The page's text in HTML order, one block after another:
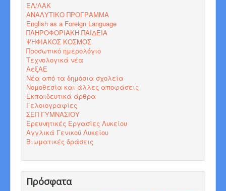
ΕΛ/ΛΑΚ
ΑΝΑΛΥΤΙΚΟ ΠΡΟΓΡΑΜΜΑ
English as a Foreign Language
ΠΛΗΡΟΦΟΡΙΑΚΗ ΠΑΙΔΕΙΑ
ΨΗΦΙΑΚΟΣ ΚΟΣΜΟΣ
Προσωπικό ημερολόγιο
Τεχνολογικά νέα
ΑεξΑΕ
Νέα από τα δημόσια σχολεία
Νομοθεσία και άλλες αποφάσεις
Εκπαιδευτικά άρθρα
Γελοιογραφίες
ΣΕΠ ΓΥΜΝΑΣΙΟΥ
Ερευνητικές Εργασίες Λυκείου
Αγγλικά Γενικού Λυκείου
Βιωματικές δράσεις
Πρόσφατα